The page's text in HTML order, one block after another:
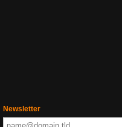
Newsletter